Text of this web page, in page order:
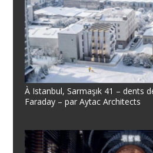
À Istanbul, Sarmaşık 41 – dents
Faraday – par Aytac Architects